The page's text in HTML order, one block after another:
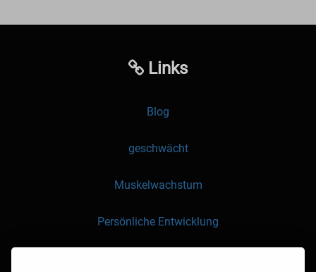
Links
Blog
geschwächt
Muskelwachstum
Persönliche Entwicklung